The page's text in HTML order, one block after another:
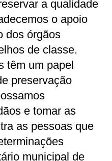
a qualidade
o apoio
dos órgãos
de classe.
têm um papel
preservação
e tomar as
as pessoas que
municipal de